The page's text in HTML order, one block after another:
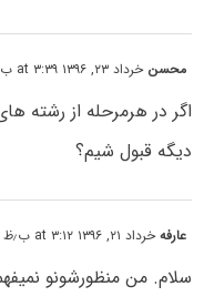
محسن خرداد ۲۳, ۱۳۹۶ at ۳:۳۹ ب٫ظ
اگر در هرمرحله از رشته
دیگه قبول شیم؟
عارفهخرداد ۲۱, ۱۳۹۶ at ۳:۱۲ ب٫ظ
سلام. من منظورشونو